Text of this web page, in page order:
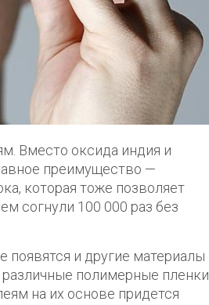
Вместо оксида индия и
преимущество —
которая тоже позволяет
согнули 100 000 раз без
появятся и другие материалы
полимерные пленки.
на их основе придется